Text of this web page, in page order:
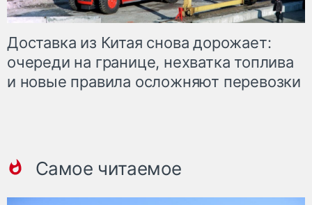
Доставка из Китая снова дорожает:
очереди на границе, нехватка топлива
и новые правила осложняют перевозки
Самое читаемое